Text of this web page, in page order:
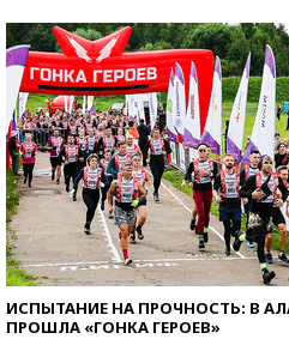
ИСПЫТАНИЕ НА ПРОЧНОСТЬ: В
ПРОШЛА «ГОНКА ГЕРОЕВ»